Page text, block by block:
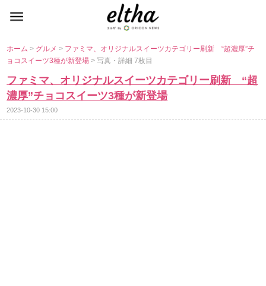
ホーム> グルメ> ファミマ、オリジナルスイーツカテゴリー刷新 “超濃厚”チ
ョコスイーツ3種が新登場> 写真・詳細 7枚目
ファミマ、オリジナルスイーツカテゴリー刷新 “超
濃厚”チョコスイーツ3種が新登場
2023-10-30 15:00